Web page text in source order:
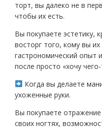
торт, вы далеко не в
чтобы их есть.
Вы покупаете эстетику,
восторг того, кому вы
гастрономический опыт
после просто «хочу
Когда вы делаете
ухоженные руки.
Вы покупаете
своих ногтях,